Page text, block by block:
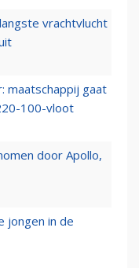
vrachtvlucht
maatschappij gaat
100-vloot
door Apollo,
jongen in de